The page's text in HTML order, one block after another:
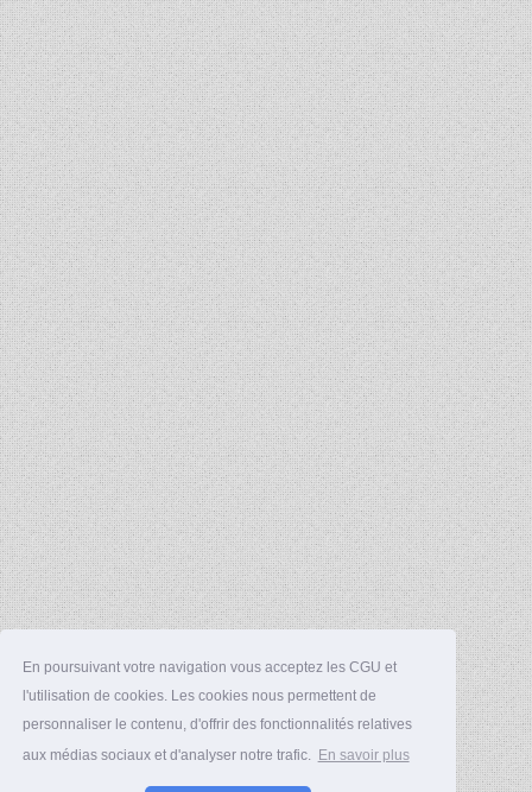
En poursuivant votre navigation vous acceptez les CGU et
l'utilisation de cookies. Les cookies nous permettent de
personnaliser le contenu, d'offrir des fonctionnalités relatives
aux médias sociaux et d'analyser notre trafic. En savoir plus